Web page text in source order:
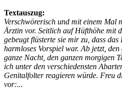
Textauszug:
Verschwörerisch und mit einem Mal
Ärztin vor. Seitlich auf Hüfthöhe mit
gebeugt flüsterte sie mir zu, dass
harmloses Vorspiel war. Ab jetzt,
ganze Nacht, den ganzen morgigen
ich unter den verschiedensten
Genitalfolter reagieren würde. Freu
vor:...